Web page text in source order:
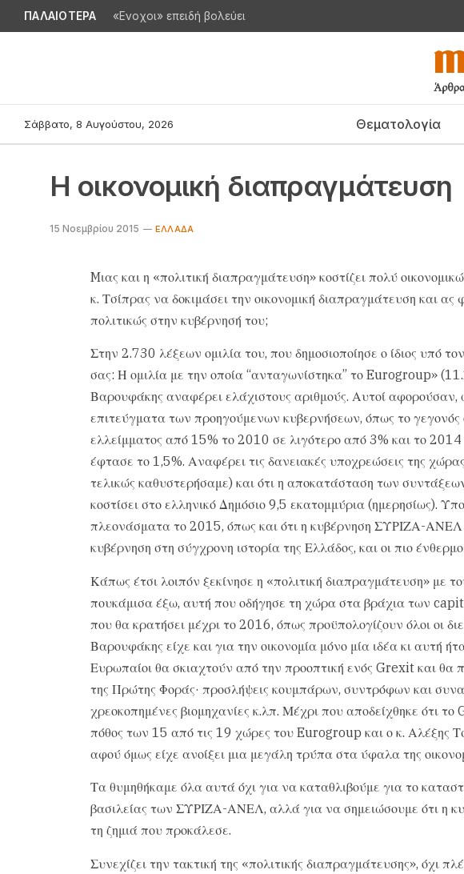
ΠΑΛΑΙΟΤΕΡΑ «Ενοχοι» επειδή βολεύει
Σάββατο, 8 Αυγούστου, 2026 Θεματολογία
Η οικονομική διαπραγμάτευση
15 Νοεμβρίου 2015 ΕΛΛΆΔΑ
Mιας και η «πολιτική διαπραγμάτευση» κοστίζει πολύ
κ. Τσίπρας να δοκιμάσει την οικονομική διαπραγμάτευση και ας
πολιτικώς στην κυβέρνησή του;
Σ​​την 2.730 λέξεων ομιλία του, που δημοσιοποίησε ο ίδιος υπό
σας: Η ομιλία με την οποία “ανταγωνίστηκα” το Eurogroup»
Βαρουφάκης αναφέρει ελάχιστους αριθμούς. Αυτοί αφορούσαν,
επιτεύγματα των προηγούμενων κυβερνήσεων, όπως το γεγονός
ελλείμματος από 15% το 2010 σε λιγότερο από 3% και το
έφτασε το 1,5%. Αναφέρει τις δανειακές υποχρεώσεις της
τελικώς καθυστερήσαμε) και ότι η αποκατάσταση των
κοστίσει στο ελληνικό Δημόσιο 9,5 εκατομμύρια (ημερησίως).
πλεονάσματα το 2015, όπως και ότι η κυβέρνηση ΣΥΡΙΖΑ-ΑΝΕΛ
κυβέρνηση στη σύγχρονη ιστορία της Ελλάδος, και οι πιο
Κάπως έτσι λοιπόν ξεκίνησε η «πολιτική διαπραγμάτευση» με
πουκάμισα έξω, αυτή που οδήγησε τη χώρα στα βράχια των
που θα κρατήσει μέχρι το 2016, όπως προϋπολογίζουν όλοι οι
Βαρουφάκης είχε και για την οικονομία μόνο μία ιδέα κι αυτή
Ευρωπαίοι θα σκιαχτούν από την προοπτική ενός Grexit και θα
της Πρώτης Φοράς· προσλήψεις κουμπάρων, συντρόφων και
χρεοκοπημένες βιομηχανίες κ.λπ. Μέχρι που αποδείχθηκε ότι
πόθος των 15 από τις 19 χώρες του Eurogroup και ο κ. Αλέξης
αφού όμως είχε ανοίξει μια μεγάλη τρύπα στα ύφαλα της
Τα θυμηθήκαμε όλα αυτά όχι για να καταθλιβούμε για το
βασιλείας των ΣΥΡΙΖΑ-ΑΝΕΛ, αλλά για να σημειώσουμε ότι η
τη ζημιά που προκάλεσε.
Συνεχίζει την τακτική της «πολιτικής διαπραγμάτευσης», όχι